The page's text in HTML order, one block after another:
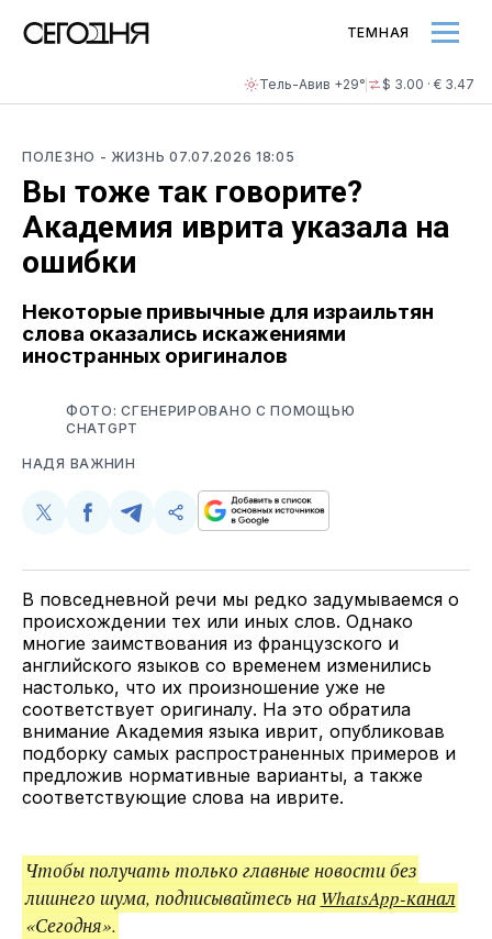
Тель-Авив +29° $ 3.00 · € 3.47
ТЕМНАЯ
ПОЛЕЗНО - ЖИЗНЬ07.07.2026 18:05
Вы тоже так говорите?
Академия иврита указала на
ошибки
Некоторые привычные для израильтян
слова оказались искажениями
иностранных оригиналов
ФОТО: СГЕНЕРИРОВАНО С ПОМОЩЬЮ
CHATGPT
НАДЯ ВАЖНИН
Поделиться
Twitter
Поделиться
Facebook
Поделиться
Telegram
Скопируйте
поделитесь
В повседневной речи мы редко задумываемся о
происхождении тех или иных слов. Однако
многие заимствования из французского и
английского языков со временем изменились
настолько, что их произношение уже не
соответствует оригиналу. На это обратила
внимание Академия языка иврит, опубликовав
подборку самых распространенных примеров и
предложив нормативные варианты, а также
соответствующие слова на иврите.
Чтобы получать только главные новости без
лишнего шума, подписывайтесь на WhatsApp-канал
«Сегодня».